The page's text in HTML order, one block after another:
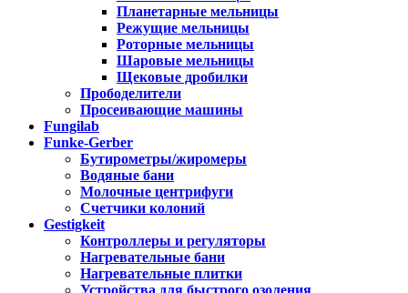
Планетарные мельницы
Режущие мельницы
Роторные мельницы
Шаровые мельницы
Щековые дробилки
Прободелители
Просеивающие машины
Fungilab
Funke-Gerber
Бутирометры/жиромеры
Водяные бани
Молочные центрифуги
Счетчики колоний
Gestigkeit
Контроллеры и регуляторы
Нагревательные бани
Нагревательные плитки
Устройства для быстрого озоления